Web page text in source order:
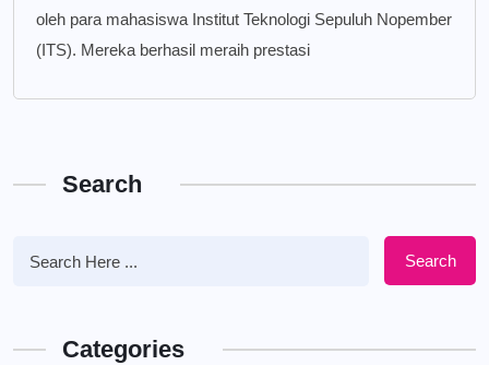
oleh para mahasiswa Institut Teknologi Sepuluh Nopember
(ITS). Mereka berhasil meraih prestasi
Search
Search
Categories